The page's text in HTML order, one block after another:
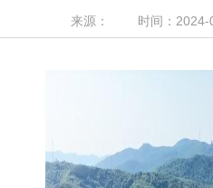
来源： 时间：2024-